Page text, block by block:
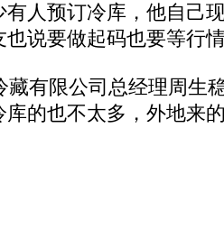
人预订冷库，他自己
说要做起码也要等行
有限公司总经理周生
的也不太多，外地来